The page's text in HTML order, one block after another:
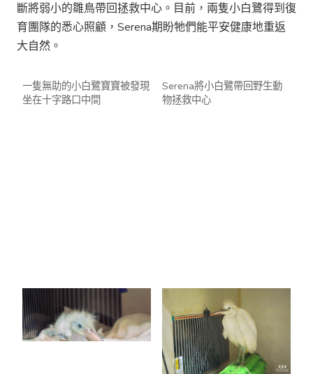
斷將弱小的雛鳥帶回拯救中心。目前，兩隻小白鷺得到復
育團隊的悉心照顧，Serena期盼牠們能平安健康地重返
大自然。
一隻無助的小白鷺寶寶被發現
坐在十字路口中間
Serena將小白鷺帶回野生動
物拯救中心